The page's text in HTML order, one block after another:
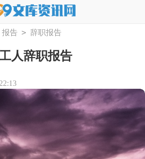
报告 > 辞职报告
人辞职报告